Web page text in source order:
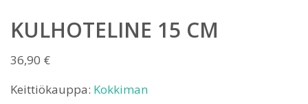
KULHOTELINE 15 CM
36,90 €
Keittiökauppa: Kokkiman